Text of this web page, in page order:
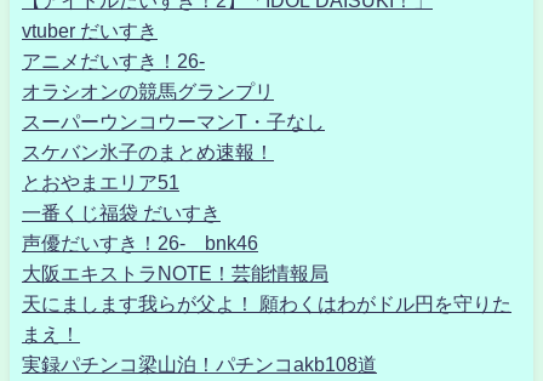
vtuber だいすき
アニメだいすき！26-
オラシオンの競馬グランプリ
スーパーウンコウーマンT・子なし
スケバン氷子のまとめ速報！
とおやまエリア51
一番くじ福袋 だいすき
声優だいすき！26- bnk46
大阪エキストラNOTE！芸能情報局
天にまします我らが父よ！ 願わくはわがドル円を守りた
まえ！
実録パチンコ梁山泊！パチンコakb108道